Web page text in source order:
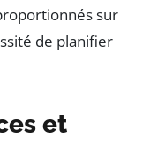
sur
de planifier
et